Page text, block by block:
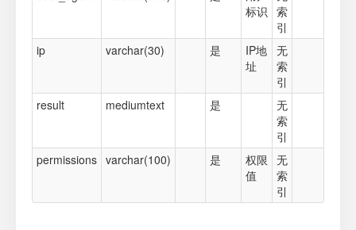
标识 索
引
ip
varchar(30) 是
IP地
址
无
索
引
result
mediumtext 是
无
索
引
permissions varchar(100) 是
权限
值
无
索
引